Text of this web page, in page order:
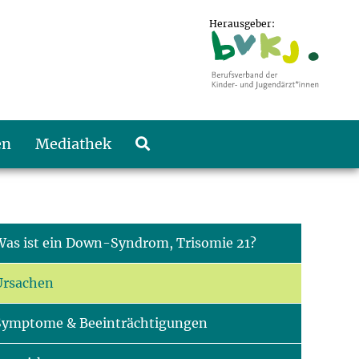
Herausgeber:
Mediathek
ist ein Down-Syndrom, Trisomie 21?
& Beeinträchtigungen